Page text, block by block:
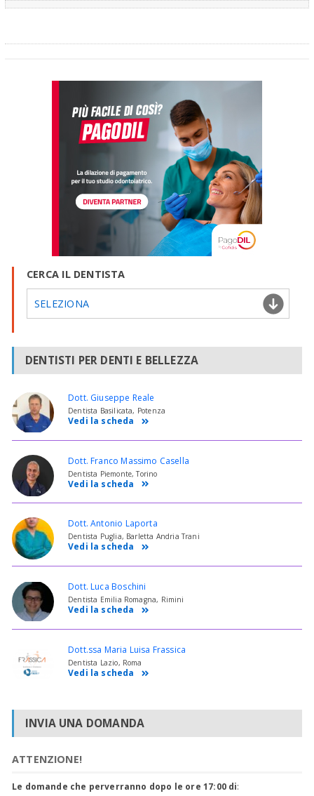
CERCA IL DENTISTA
SELEZIONA
DENTISTI PER DENTI E BELLEZZA
Dott. Giuseppe Reale
Dentista Basilicata, Potenza
Vedi la scheda
Dott. Franco Massimo Casella
Dentista Piemonte, Torino
Vedi la scheda
Dott. Antonio Laporta
Dentista Puglia, Barletta Andria Trani
Vedi la scheda
Dott. Luca Boschini
Dentista Emilia Romagna, Rimini
Vedi la scheda
Dott.ssa Maria Luisa Frassica
Dentista Lazio, Roma
Vedi la scheda
INVIA UNA DOMANDA
ATTENZIONE!
Le domande che perverranno dopo le ore 17:00 di: